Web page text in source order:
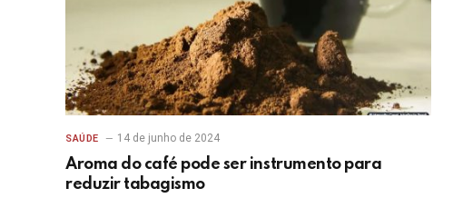
SAÚDE 14 de junho de 2024
Aroma do café pode ser instrumento para
reduzir tabagismo